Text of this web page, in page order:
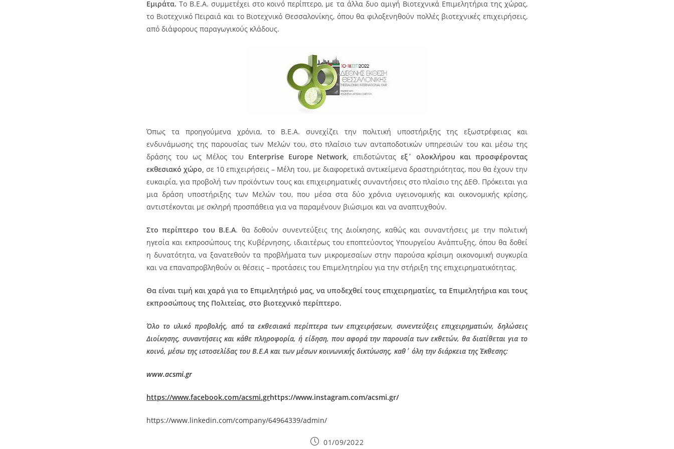
Εμιράτα. Το Β.Ε.Α. συμμετέχει στο κοινό περίπτερο, με τα άλλα δυο αμιγή Βιοτεχνικά Επιμελητήρια της χώρας,
το Βιοτεχνικό Πειραιά και το Βιοτεχνικό Θεσσαλονίκης, όπου θα φιλοξενηθούν πολλές βιοτεχνικές επιχειρήσεις,
από διάφορους παραγωγικούς κλάδους.
Όπως τα προηγούμενα χρόνια, το Β.Ε.Α. συνεχίζει την πολιτική υποστήριξης της εξωστρέφειας και
ενδυνάμωσης της παρουσίας των Μελών του, στο πλαίσιο των ανταποδοτικών υπηρεσιών του και μέσω της
δράσης του ως Μέλος του Enterprise Europe Network,επιδοτώνταςεξ΄ ολοκλήρου και προσφέροντας
εκθεσιακό χώρο, σε 10 επιχειρήσεις – Μέλη του, με διαφορετικά αντικείμενα δραστηριότητας, που θα έχουν την
ευκαιρία, για προβολή των προϊόντων τους και επιχειρηματικές συναντήσεις στο πλαίσιο της ΔΕΘ. Πρόκειται για
μια δράση υποστήριξης των Μελών του, που μέσα στα δύο χρόνια υγειονομικής και οικονομικής κρίσης,
αντιστέκονται με σκληρή προσπάθεια για να παραμένουν βιώσιμοι και να αναπτυχθούν.
Στο περίπτερο του Β.Ε.Α. θα δοθούν συνεντεύξεις της Διοίκησης, καθώς και συναντήσεις με την πολιτική
ηγεσία και εκπροσώπους της Κυβέρνησης, ιδιαιτέρως του εποπτεύοντος Υπουργείου Ανάπτυξης, όπου θα δοθεί
η δυνατότητα, να ξανατεθούν τα προβλήματα των μικρομεσαίων στην παρούσα κρίσιμη οικονομική συγκυρία
και να επαναπροβληθούν οι θέσεις – προτάσεις του Επιμελητηρίου για την στήριξη της επιχειρηματικότητας.
Θα είναι τιμή και χαρά για το Επιμελητήριό μας, να υποδεχθεί τους επιχειρηματίες, τα Επιμελητήρια και τους
εκπροσώπους της Πολιτείας, στο βιοτεχνικό περίπτερο.
Όλο το υλικό προβολής, από τα εκθεσιακά περίπτερα των επιχειρήσεων, συνεντεύξεις επιχειρηματιών, δηλώσεις
Διοίκησης, συναντήσεις και κάθε πληροφορία, ή είδηση, που αφορά την παρουσία των εκθετών, θα διατίθεται για το
κοινό, μέσω της ιστοσελίδας του Β.Ε.Α και των μέσων κοινωνικής δικτύωσης, καθ΄ όλη την διάρκεια της Έκθεσης:
www.acsmi.gr
https://www.facebook.com/acsmi.grhttps://www.instagram.com/acsmi.gr/
https://www.linkedin.com/company/64964339/admin/
Post01/09/2022